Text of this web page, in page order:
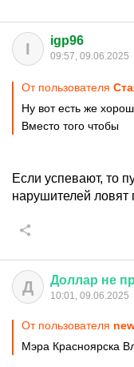
I igp96
09:57, 09.06.2025
От пользователя
Ну вот есть же
Вместо того чтобы
Если успевают, то
нарушителей ловят
Д Доллар не
10:01, 09.06.2025
От пользователя
Мэра Красноярска